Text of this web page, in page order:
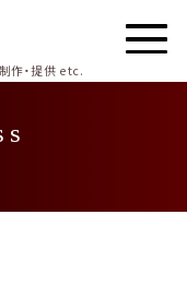
作・提供 etc.